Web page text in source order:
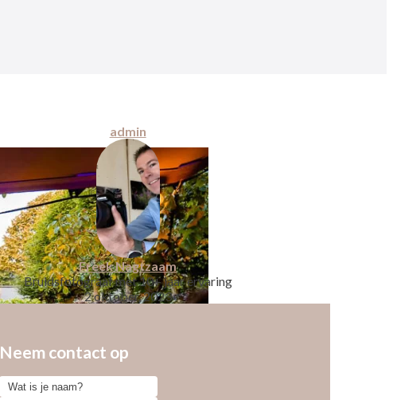
admin
Freek Nagtzaam
Bruidsfotograaf met 10+ jaar ervaring
2 oktober, 2023
Neem contact op